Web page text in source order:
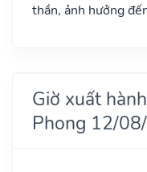
thần, ảnh hưởng
Giờ xuất
Phong 12/